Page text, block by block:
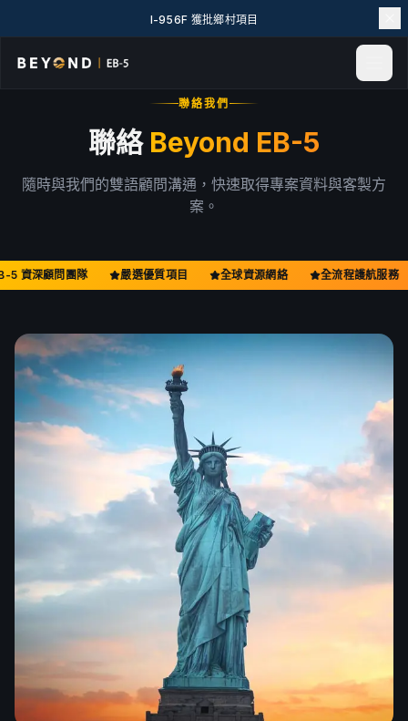
I-956F 獲批鄉村項目
新聞與見解
專案實例
關於我們
English
繁體中文
한국어
預約免費諮詢
聯絡我們
聯絡 Beyond EB-5
隨時與我們的雙語顧問溝通，快速取得專案資料與客製方
案。
5 資深顧問團隊 嚴選優質項目 全球資源網絡 全流程護航服務